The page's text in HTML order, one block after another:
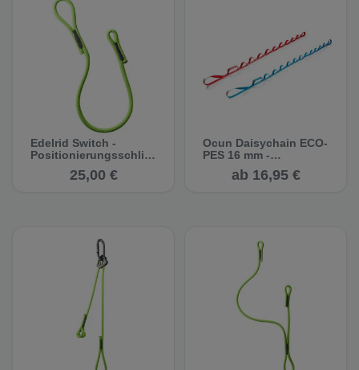
Edelrid Switch -
Positionierungsschlin
Standplatzschlinge
25,00 €
Ocun Daisychain ECO-
PES 16 mm -
Daisychain
ab 16,95 €